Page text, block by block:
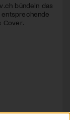
bündeln das
entsprechende
Cover.